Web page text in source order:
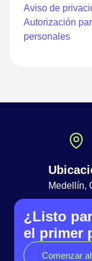
Aviso de
Autorización
personales
Medellín,
¿Listo
el primer
Comenzar